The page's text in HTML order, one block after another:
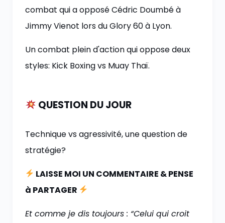
combat qui a opposé Cédric Doumbé à
Jimmy Vienot lors du Glory 60 à Lyon.
Un combat plein d'action qui oppose deux
styles: Kick Boxing vs Muay Thaï.
QUESTION DU JOUR
Technique vs agressivité, une question de
stratégie?
LAISSE MOI UN COMMENTAIRE & PENSE
à PARTAGER
Et comme je dis toujours : “Celui qui croit